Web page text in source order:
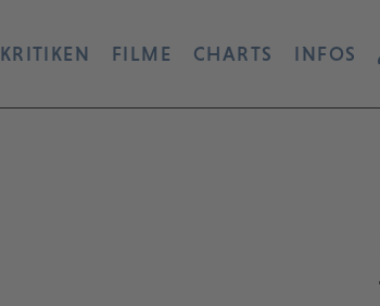
KRITIKEN FILME CHARTS INFOS